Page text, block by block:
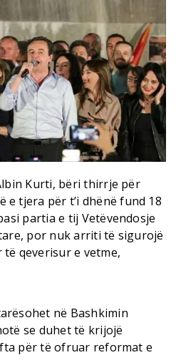
Kurti, bëri thirrje për
e tjera për t’i dhënë fund 18
partia e tij Vetëvendosje
por nuk arriti të sigurojë
qeverisur e vetme,
në Bashkimin
se duhet të krijojë
për të ofruar reformat e